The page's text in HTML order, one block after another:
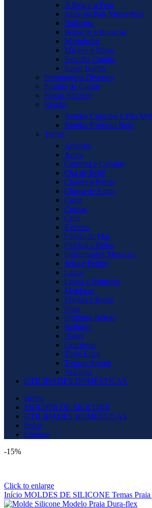
A Bela e a Fera
Alice no País Maravilhas
Bailarina
Bonecos e Bonecas
Marinheiro
Mickey e Minie
Patrulha Canina
Super Heróis
Personagens Diversas
Pirulito de Cristal
Placas Silicone
Rendas
Rendas Cupcake e Pão Mel
Rendas Especial Bolo
Temas
Animais
Anjos
Carrocel e Cavalos
Chá de Bebê
Chaves e Portas
Chuva de Amor
Circo
Coroas
Cruz
Eventos
Fundo do Mar
Futebol e Bolas
Instrumentos Musicais
Joias e Pedras
Laços
Letras e Números
Molduras
Pérolas e Bolas
Praia
Produtos Beleza
Religião
Rosas
Unicórnio
Torre Eifell
Tronco Árvore
Veículos
UTILIDADES DOMÉSTICAS
Home
MOLDES DE SILICONE
UTILIDADES DOMÉSTICAS
Sobre
Contato
-15%
Click to enlarge
Início MOLDES DE SILICONE Temas Praia